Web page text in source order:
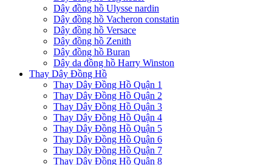
Dây đồng hồ Ulysse nardin
Dây đồng hồ Vacheron constatin
Dây đồng hồ Versace
Dây đồng hồ Zenith
Dây đồng hồ Buran
Dây da đồng hồ Harry Winston
Thay Dây Đồng Hồ
Thay Dây Đồng Hồ Quận 1
Thay Dây Đồng Hồ Quận 2
Thay Dây Đồng Hồ Quận 3
Thay Dây Đồng Hồ Quận 4
Thay Dây Đồng Hồ Quận 5
Thay Dây Đồng Hồ Quận 6
Thay Dây Đồng Hồ Quận 7
Thay Dây Đồng Hồ Quận 8